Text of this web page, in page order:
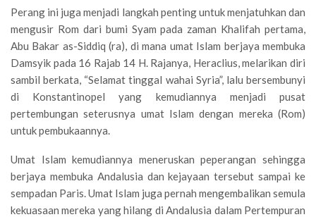
Perang ini juga menjadi langkah penting untuk menjatuhkan dan
mengusir Rom dari bumi Syam pada zaman Khalifah pertama,
Abu Bakar as-Siddiq (ra), di mana umat Islam berjaya membuka
Damsyik pada 16 Rajab 14 H. Rajanya, Heraclius, melarikan diri
sambil berkata, “Selamat tinggal wahai Syria”, lalu bersembunyi
di Konstantinopel yang kemudiannya menjadi pusat
pertembungan seterusnya umat Islam dengan mereka (Rom)
untuk pembukaannya.
Umat Islam kemudiannya meneruskan peperangan sehingga
berjaya membuka Andalusia dan kejayaan tersebut sampai ke
sempadan Paris. Umat Islam juga pernah mengembalikan semula
kekuasaan mereka yang hilang di Andalusia dalam Pertempuran